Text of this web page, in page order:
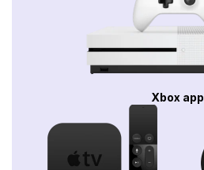
Xbox app